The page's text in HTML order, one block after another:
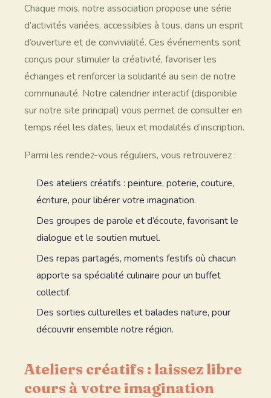
Chaque mois, notre association propose une série
d’activités variées, accessibles à tous, dans un esprit
d’ouverture et de convivialité. Ces événements sont
conçus pour stimuler la créativité, favoriser les
échanges et renforcer la solidarité au sein de notre
communauté. Notre calendrier interactif (disponible
sur notre site principal) vous permet de consulter en
temps réel les dates, lieux et modalités d’inscription.
Parmi les rendez-vous réguliers, vous retrouverez :
Des ateliers créatifs : peinture, poterie, couture,
écriture, pour libérer votre imagination.
Des groupes de parole et d’écoute, favorisant le
dialogue et le soutien mutuel.
Des repas partagés, moments festifs où chacun
apporte sa spécialité culinaire pour un buffet
collectif.
Des sorties culturelles et balades nature, pour
découvrir ensemble notre région.
Ateliers créatifs : laissez libre
cours à votre imagination